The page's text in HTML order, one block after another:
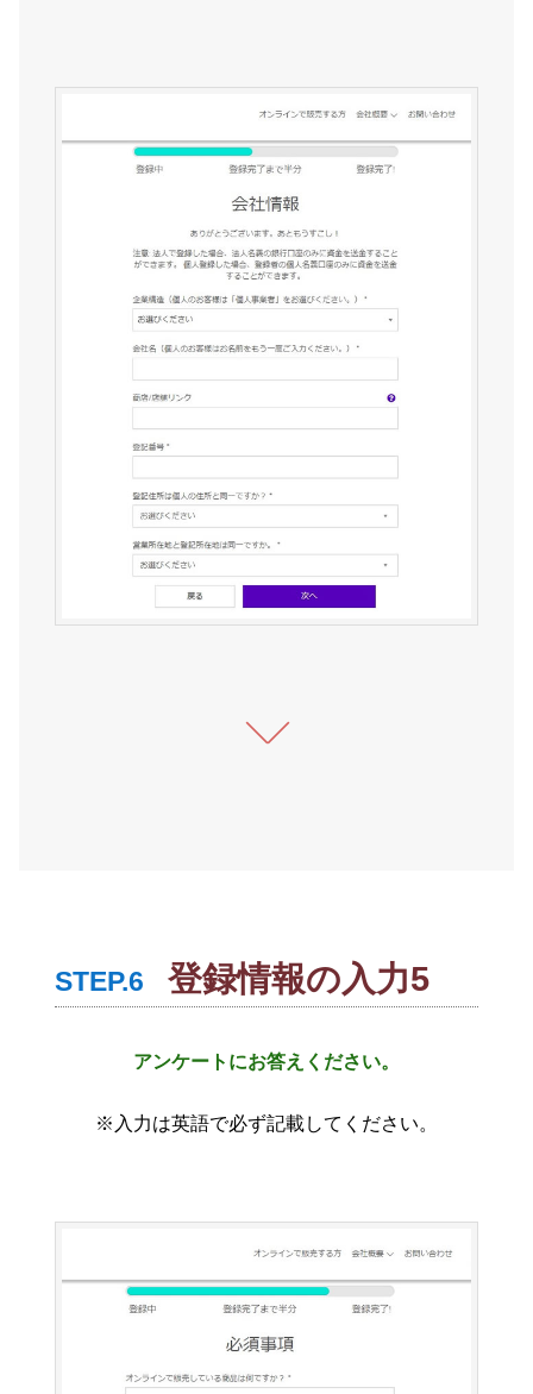
STEP.6 登録情報の入力5
アンケートにお答えください。
※入力は英語で必ず記載してください。